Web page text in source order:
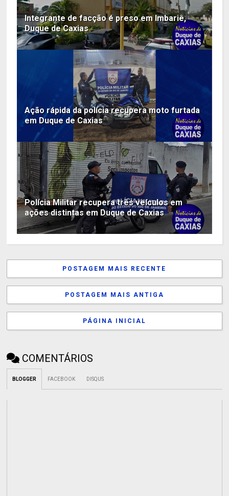
Integrante de facção é preso em Imbariê,
Duque de Caxias
Ação rápida da polícia recupera moto furtada
em Duque de Caxias
Polícia Militar recupera três veículos em
ações distintas em Duque de Caxias
POSTAGEM MAIS RECENTE
POSTAGEM MAIS ANTIGA
PÁGINA INICIAL
COMENTÁRIOS
BLOGGER FACEBOOK DISQUS